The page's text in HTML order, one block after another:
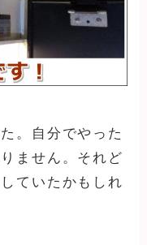
。自分でやった
ません。それど
ていたかもしれ